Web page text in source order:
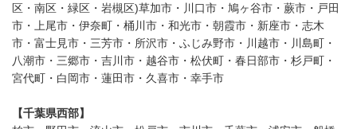
区・南区・緑区・岩槻区)草加市・川口市・鳩ヶ谷市・蕨市・戸田
市・上尾市・伊奈町・桶川市・和光市・朝霞市・新座市・志木
市・富士見市・三芳市・所沢市・ふじみ野市・川越市・川島町・
八潮市・三郷市・吉川市・越谷市・松伏町・春日部市・杉戸町・
宮代町・白岡市・蓮田市・久喜市・幸手市
【千葉県西部】